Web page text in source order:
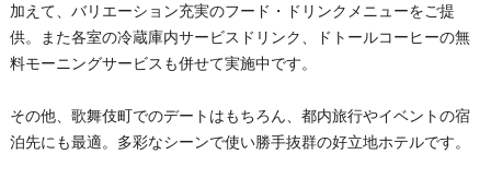
加えて、バリエーション充実のフード・ドリンクメニューをご提
供。また各室の冷蔵庫内サービスドリンク、ドトールコーヒーの無
料モーニングサービスも併せて実施中です。
その他、歌舞伎町でのデートはもちろん、都内旅行やイベントの宿
泊先にも最適。多彩なシーンで使い勝手抜群の好立地ホテルです。